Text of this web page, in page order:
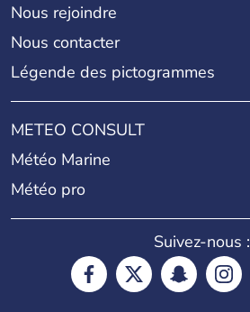
Nous rejoindre
Nous contacter
Légende des pictogrammes
METEO CONSULT
Météo Marine
Météo pro
Suivez-nous :